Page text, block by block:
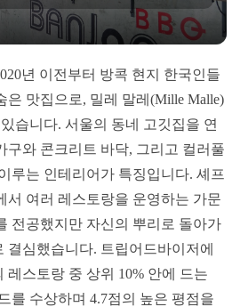
년 이전부터 방콕 현지 한국인들
은 맛집으로, 밀레 말레(Mille Malle)
습니다. 서울의 동네 고깃집을 연
구와 콘크리트 바닥, 그리고 컬러풀
루는 인테리어가 특징입니다. 셰프
서 여러 레스토랑을 운영하는 가문
전공했지만 자신의 뿌리로 돌아가
결심했습니다. 트립어드바이저에
레스토랑 중 상위 10% 안에 드는
를 수상하며 4.7점의 높은 평점을